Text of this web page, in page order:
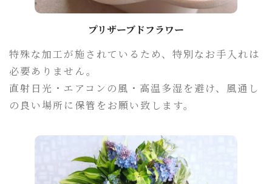
プリザーブドフラワー
特殊な加工が施されているため、特別なお手入れは
必要ありません。
直射日光・エアコンの風・高温多湿を避け、風通し
の良い場所に保管をお願い致します。